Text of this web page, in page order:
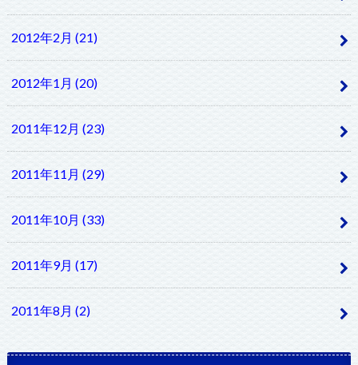
2012年2月 (21)
2012年1月 (20)
2011年12月 (23)
2011年11月 (29)
2011年10月 (33)
2011年9月 (17)
2011年8月 (2)